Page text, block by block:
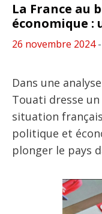
La France au
économique
26 novembre 2024-
Dans une
Touati dresse
situation
politique et
plonger le pays